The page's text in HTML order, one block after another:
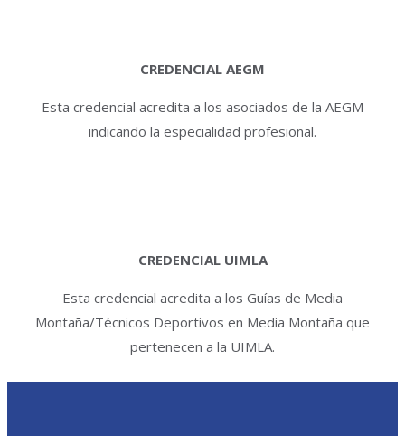
CREDENCIAL AEGM
Esta credencial acredita a los asociados de la AEGM
indicando la especialidad profesional.
CREDENCIAL UIMLA
Esta credencial acredita a los Guías de Media
Montaña/Técnicos Deportivos en Media Montaña que
pertenecen a la UIMLA.